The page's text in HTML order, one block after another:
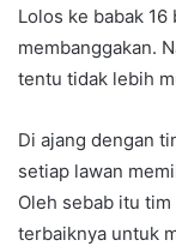
Lolos ke babak
membanggakan.
tentu tidak lebih
Di ajang dengan
setiap lawan
Oleh sebab itu
terbaiknya untuk